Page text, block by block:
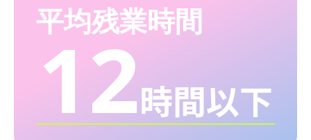
平均残業時間
12時間以下